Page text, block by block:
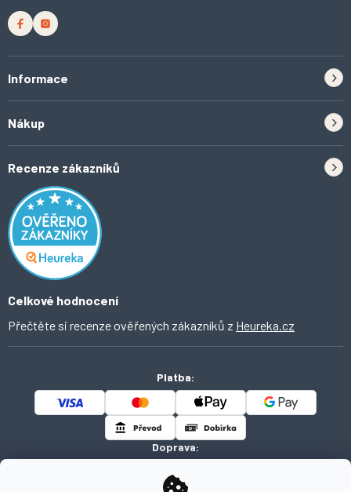
Informace
Tipy do kuchyně
Inspirace a trendy
Domácí vychytávky
O Ahomi
Nákup
Odstoupení od smlouvy
Obchodní podmínky
Ochrana osobních údajů
Recenze zákazníků
Celkové hodnocení
Přečtěte si recenze ověřených zákazníků z Heureka.cz
Platba:
Doprava: